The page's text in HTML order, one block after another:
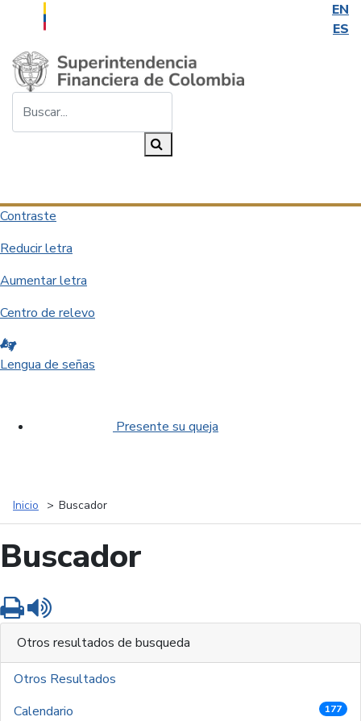
EN
ES
Saltar al contenido principal
Contraste
Reducir letra
Aumentar letra
Centro de relevo
Lengua de señas
Presente su queja
Inicio Buscador
Buscador
Imprimir
Otros resultados de busqueda
Otros Resultados
Calendario
177